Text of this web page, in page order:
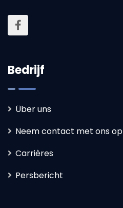
Bedrijf
Über uns
Neem contact met ons op
Carrières
Persbericht